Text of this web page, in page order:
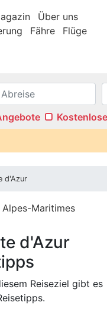
Über uns
Fähre Flüge
d'Azur
Alpes-Maritimes
d'Azur
Reiseziel gibt es